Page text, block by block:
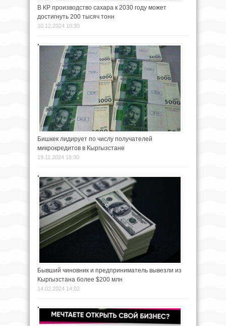
В КР производство сахара к 2030 году может
достигнуть 200 тысяч тонн
10.12.2024 10:30
Бишкек лидирует по числу получателей
микрокредитов в Кыргызстане
19.11.2024 15:30
Бывший чиновник и предприниматель вывезли из
Кыргызстана более $200 млн
14.02.2024 14:02